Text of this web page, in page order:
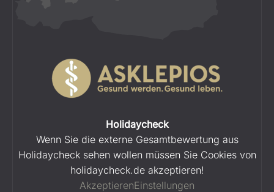
Holidaycheck
Wenn Sie die externe Gesamtbewertung aus
Holidaycheck sehen wollen müssen Sie Cookies von
holidaycheck.de akzeptieren!
AkzeptierenEinstellungen